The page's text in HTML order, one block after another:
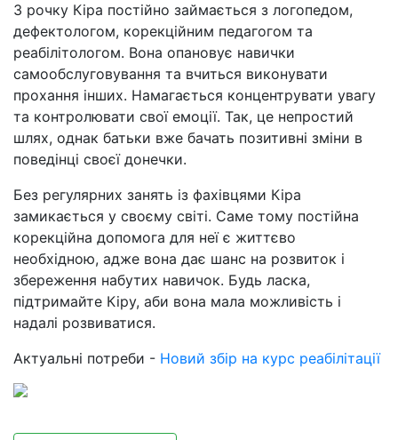
З рочку Кіра постійно займається з логопедом,
дефектологом, корекційним педагогом та
реабілітологом. Вона опановує навички
самообслуговування та вчиться виконувати
прохання інших. Намагається концентрувати увагу
та контролювати свої емоції. Так, це непростий
шлях, однак батьки вже бачать позитивні зміни в
поведінці своєї донечки.
Без регулярних занять із фахівцями Кіра
замикається у своєму світі. Саме тому постійна
корекційна допомога для неї є життєво
необхідною, адже вона дає шанс на розвиток і
збереження набутих навичок. Будь ласка,
підтримайте Кіру, аби вона мала можливість і
надалі розвиватися.
Актуальні потреби - Новий збір на курс реабілітації